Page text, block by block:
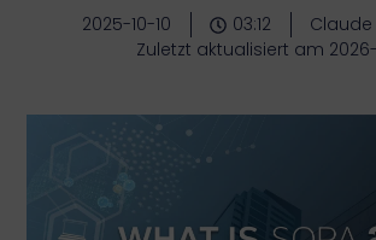
2025-10-10 03:12
Claude
Zuletzt aktualisiert am